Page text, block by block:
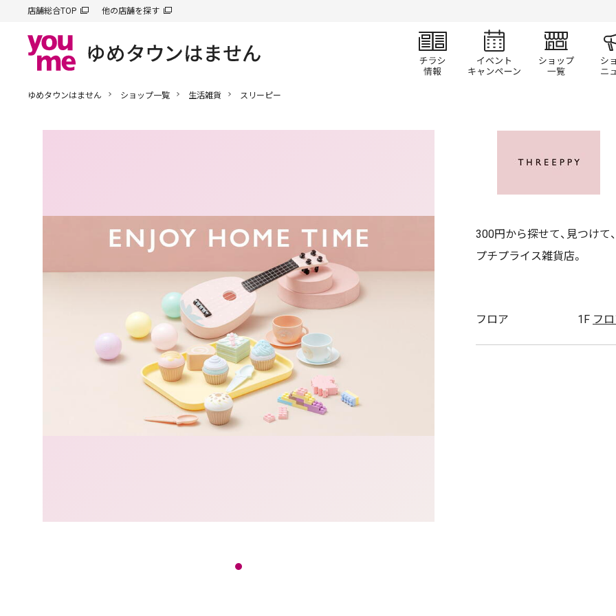
店舗総合TOP 他の店舗を探す
チラシ情報 イベント/キャンペ
ショ
ゆめタウンはません ショップ一覧 生活雑貨 スリーピー
300円から探せて、見つけて
プチプライス雑貨店。
フロア 1F フ